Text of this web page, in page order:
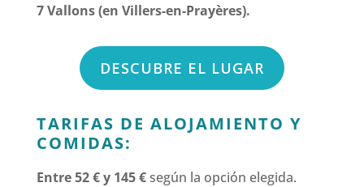
7 Vallons (en Villers-en-Prayères).
DESCUBRE EL LUGAR
TARIFAS DE ALOJAMIENTO Y
COMIDAS:
Entre 52 € y 145 €según la opción elegida.